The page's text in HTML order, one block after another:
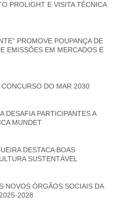
PROLIGHT E VISITA TÉCNICA
PROMOVE POUPANÇA DE
EMISSÕES EM MERCADOS E
DO MAR 2030
DESAFIA PARTICIPANTES A
MUNDET
DESTACA BOAS
SUSTENTÁVEL
NOVOS ÓRGÃOS SOCIAIS DA
2028